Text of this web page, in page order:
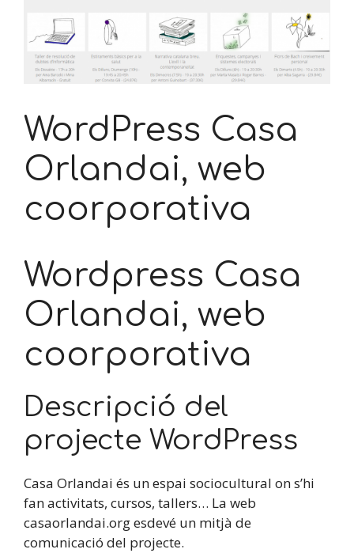
WordPress Casa
Orlandai, web
coorporativa
Wordpress Casa
Orlandai, web
coorporativa
Descripció del
projecte WordPress
Casa Orlandai és un espai sociocultural on s’hi
fan activitats, cursos, tallers… La web
casaorlandai.org esdevé un mitjà de
comunicació del projecte.